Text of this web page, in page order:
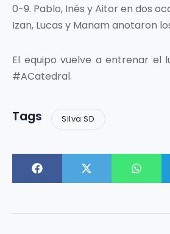
0-9. Pablo, Inés y Aitor en dos
Izan, Lucas y Manam anotaron
El equipo vuelve a entrenar el
#ACatedral.
Tags Silva SD